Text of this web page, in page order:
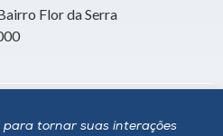
para tornar suas interações
Flor da Serra